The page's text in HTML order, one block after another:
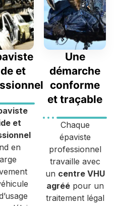
et
et
en
Une
démarche
conforme
et traçable
Chaque
épaviste
professionnel
travaille avec
un centre VHU
agréépour un
traitement légal